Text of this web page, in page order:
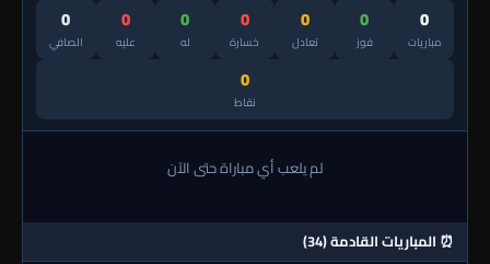
0
مباريات
0
فوز
0
تعادل
0
خسارة
0
له
0
عليه
0
الصافي
0
نقاط
لم يلعب أي مباراة حتى الآن
⏰ المباريات القادمة (34)